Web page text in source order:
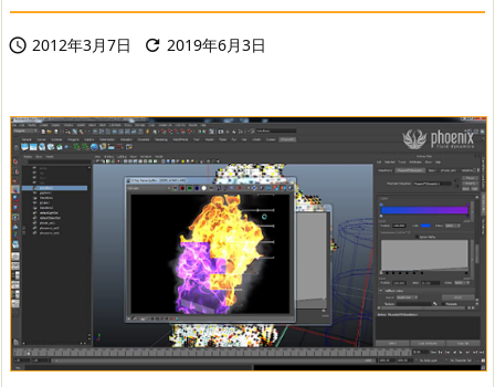
 2012年3月7日  2019年6月3日